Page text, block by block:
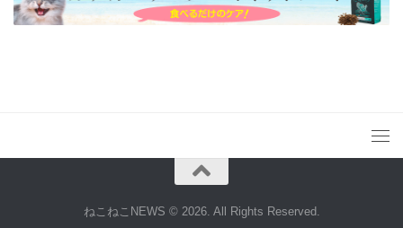
ねこねこNEWS © 2026. All Rights Reserved.